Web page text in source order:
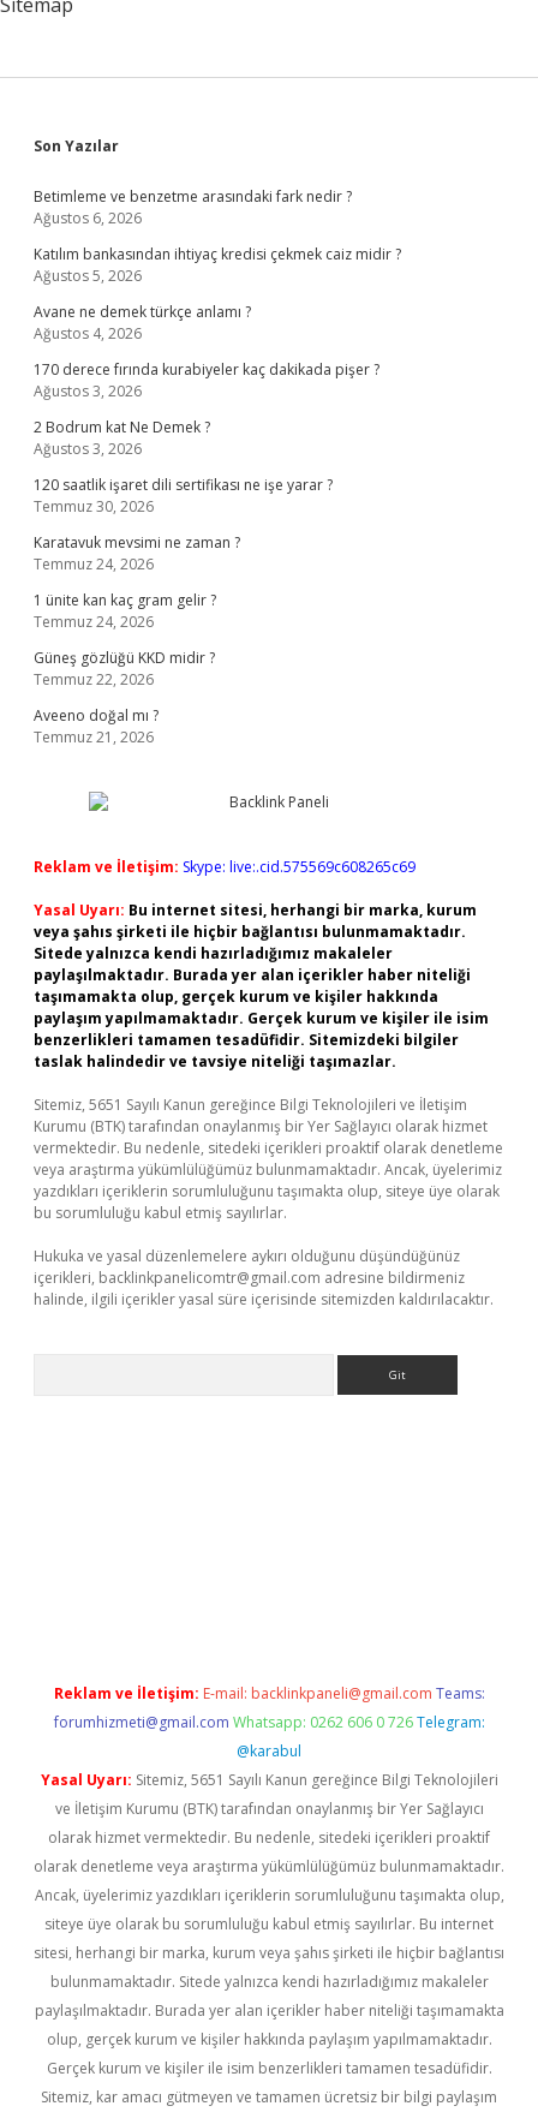
Sidebar
Son Yazılar
Betimleme ve benzetme arasındaki fark nedir ?
Ağustos 6, 2026
Katılım bankasından ihtiyaç kredisi çekmek caiz midir ?
Ağustos 5, 2026
Avane ne demek türkçe anlamı ?
Ağustos 4, 2026
170 derece fırında kurabiyeler kaç dakikada pişer ?
Ağustos 3, 2026
2 Bodrum kat Ne Demek ?
Ağustos 3, 2026
120 saatlik işaret dili sertifikası ne işe yarar ?
Temmuz 30, 2026
Karatavuk mevsimi ne zaman ?
Temmuz 24, 2026
1 ünite kan kaç gram gelir ?
Temmuz 24, 2026
Güneş gözlüğü KKD midir ?
Temmuz 22, 2026
Aveeno doğal mı ?
Temmuz 21, 2026
Reklam ve İletişim: Skype: live:.cid.575569c608265c69
Yasal Uyarı: Bu internet sitesi, herhangi bir marka, kurum
veya şahıs şirketi ile hiçbir bağlantısı bulunmamaktadır.
Sitede yalnızca kendi hazırladığımız makaleler
paylaşılmaktadır. Burada yer alan içerikler haber niteliği
taşımamakta olup, gerçek kurum ve kişiler hakkında
paylaşım yapılmamaktadır. Gerçek kurum ve kişiler ile isim
benzerlikleri tamamen tesadüfidir. Sitemizdeki bilgiler
taslak halindedir ve tavsiye niteliği taşımazlar.
Sitemiz, 5651 Sayılı Kanun gereğince Bilgi Teknolojileri ve İletişim
Kurumu (BTK) tarafından onaylanmış bir Yer Sağlayıcı olarak hizmet
vermektedir. Bu nedenle, sitedeki içerikleri proaktif olarak denetleme
veya araştırma yükümlülüğümüz bulunmamaktadır. Ancak, üyelerimiz
yazdıkları içeriklerin sorumluluğunu taşımakta olup, siteye üye olarak
bu sorumluluğu kabul etmiş sayılırlar.
Hukuka ve yasal düzenlemelere aykırı olduğunu düşündüğünüz
içerikleri, backlinkpanelicomtr@gmail.com adresine bildirmeniz
halinde, ilgili içerikler yasal süre içerisinde sitemizden kaldırılacaktır.
Reklam ve İletişim: E-mail: backlinkpaneli@gmail.com Teams:
forumhizmeti@gmail.com Whatsapp: 0262 606 0 726 Telegram:
@karabul
Yasal Uyarı: Sitemiz, 5651 Sayılı Kanun gereğince Bilgi Teknolojileri
ve İletişim Kurumu (BTK) tarafından onaylanmış bir Yer Sağlayıcı
olarak hizmet vermektedir. Bu nedenle, sitedeki içerikleri proaktif
olarak denetleme veya araştırma yükümlülüğümüz bulunmamaktadır.
Ancak, üyelerimiz yazdıkları içeriklerin sorumluluğunu taşımakta olup,
siteye üye olarak bu sorumluluğu kabul etmiş sayılırlar. Bu internet
sitesi, herhangi bir marka, kurum veya şahıs şirketi ile hiçbir bağlantısı
bulunmamaktadır. Sitede yalnızca kendi hazırladığımız makaleler
paylaşılmaktadır. Burada yer alan içerikler haber niteliği taşımamakta
olup, gerçek kurum ve kişiler hakkında paylaşım yapılmamaktadır.
Gerçek kurum ve kişiler ile isim benzerlikleri tamamen tesadüfidir.
Sitemiz, kar amacı gütmeyen ve tamamen ücretsiz bir bilgi paylaşım